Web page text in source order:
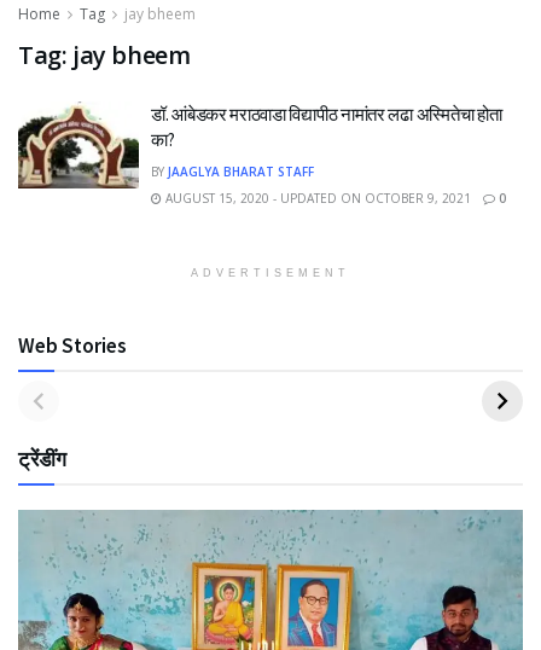
Home Tag jay bheem
Tag: jay bheem
डॉ. आंबेडकर मराठवाडा विद्यापीठ नामांतर लढा अस्मितेचा होता
का?
BY JAAGLYA BHARAT STAFF
AUGUST 15, 2020 - UPDATED ON OCTOBER 9, 2021
0
ADVERTISEMENT
Web Stories
ट्रेंडींग